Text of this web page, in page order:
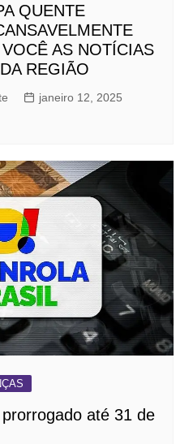
QUENTE
AS NOTÍCIAS
REGIÃO
janeiro 12, 2025
até 31 de